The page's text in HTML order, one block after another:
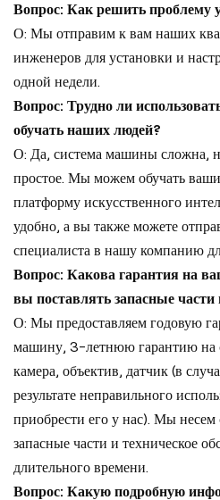
Вопрос: Как решить проблему
О: Мы отправим к вам наших
инженеров для установки и
одной недели.
Вопрос: Трудно ли
обучать наших людей?
О: Да, система машины сложна,
простое. Мы можем обучать
платформу искусственного
удобно, а вы также можете
специалиста в нашу компанию
Вопрос: Какова гарантия на
вы поставлять запасные
О: Мы предоставляем годовую
машину, 3-летнюю гарантию на
камера, объектив, датчик (в
результате неправильного
приобрести его у нас). Мы несем
запасные части и техническое
длительного времени.
Вопрос: Какую подробную